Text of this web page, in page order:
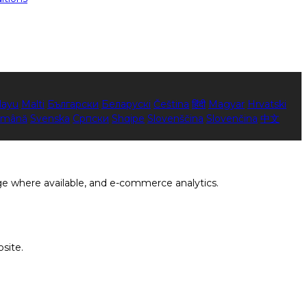
Malti Български Беларускі Čeština हिंदी Magyar Hrvatski
Svenska Српски Shqipe Slovenščina Slovenčina 中文
where available, and e-commerce analytics.